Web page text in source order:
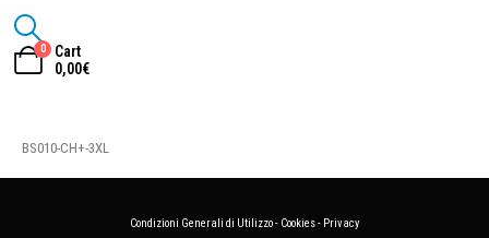
0
Cart
0,00€
BS010-CH+-3XL
Condizioni Generali di Utilizzo- Cookies- Privacy